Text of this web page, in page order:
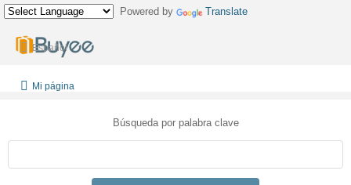
Powered by Translate
Español
Mi página
Búsqueda por palabra clave